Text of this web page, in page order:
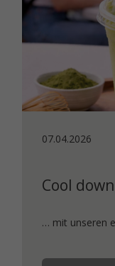
07.04.2026
Cool
… mit unseren